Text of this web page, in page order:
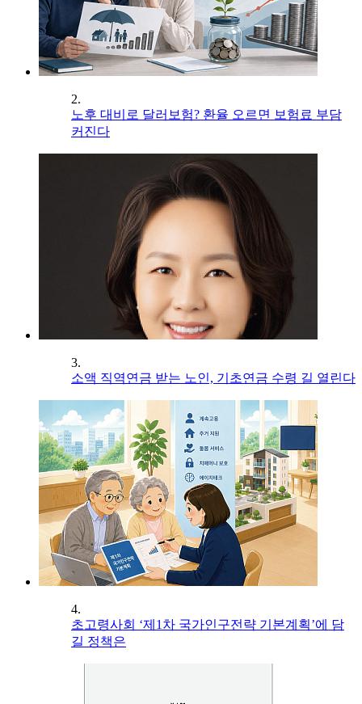
2.
노후 대비로 달러보험? 환율 오르면 보험료 부담
커진다
3.
소액 직역연금 받는 노인, 기초연금 수령 길 열린다
4.
초고령사회 ‘제1차 국가인구전략 기본계획’에 담
길 정책은